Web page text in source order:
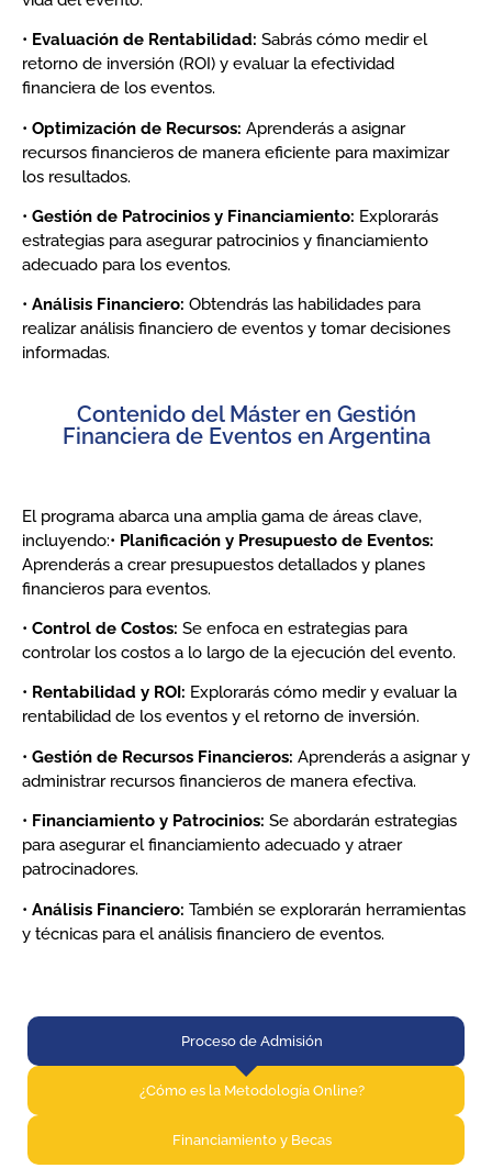
• Evaluación de Rentabilidad: Sabrás cómo medir el
retorno de inversión (ROI) y evaluar la efectividad
financiera de los eventos.
• Optimización de Recursos: Aprenderás a asignar
recursos financieros de manera eficiente para maximizar
los resultados.
• Gestión de Patrocinios y Financiamiento: Explorarás
estrategias para asegurar patrocinios y financiamiento
adecuado para los eventos.
• Análisis Financiero: Obtendrás las habilidades para
realizar análisis financiero de eventos y tomar decisiones
informadas.
Contenido del Máster en Gestión
Financiera de Eventos en Argentina
El programa abarca una amplia gama de áreas clave,
incluyendo:• Planificación y Presupuesto de Eventos:
Aprenderás a crear presupuestos detallados y planes
financieros para eventos.
• Control de Costos: Se enfoca en estrategias para
controlar los costos a lo largo de la ejecución del evento.
• Rentabilidad y ROI: Explorarás cómo medir y evaluar la
rentabilidad de los eventos y el retorno de inversión.
• Gestión de Recursos Financieros: Aprenderás a asignar y
administrar recursos financieros de manera efectiva.
• Financiamiento y Patrocinios: Se abordarán estrategias
para asegurar el financiamiento adecuado y atraer
patrocinadores.
• Análisis Financiero: También se explorarán herramientas
y técnicas para el análisis financiero de eventos.
Proceso de Admisión​
¿Cómo es la Metodología Online?​
Financiamiento y Becas​